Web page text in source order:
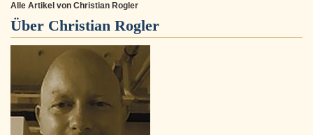
Alle Artikel von Christian Rogler
Über Christian Rogler